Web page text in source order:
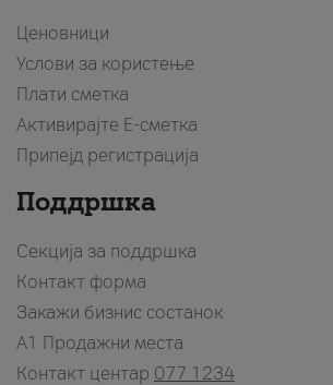
Ценовници
Услови за користење
Плати сметка
Активирајте Е-сметка
Припејд регистрација
Поддршка
Секција за поддршка
Контакт форма
Закажи бизнис состанок
A1 Продажни места
Контакт центар 077 1234